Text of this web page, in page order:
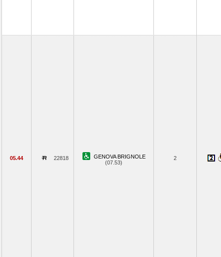
05.44 22818
GENOVA BRIGNOLE
(07.53)
2